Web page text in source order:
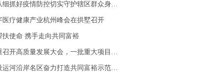
抓好疫情防控切实守护辖区群众身体健康
医疗健康产业杭州峰会在拱墅召开
扶使命 携手走向共同富裕
开高质量发展大会，一批重大项目开工签约
沿岸名区奋力打造共同富裕示范区拱墅样本